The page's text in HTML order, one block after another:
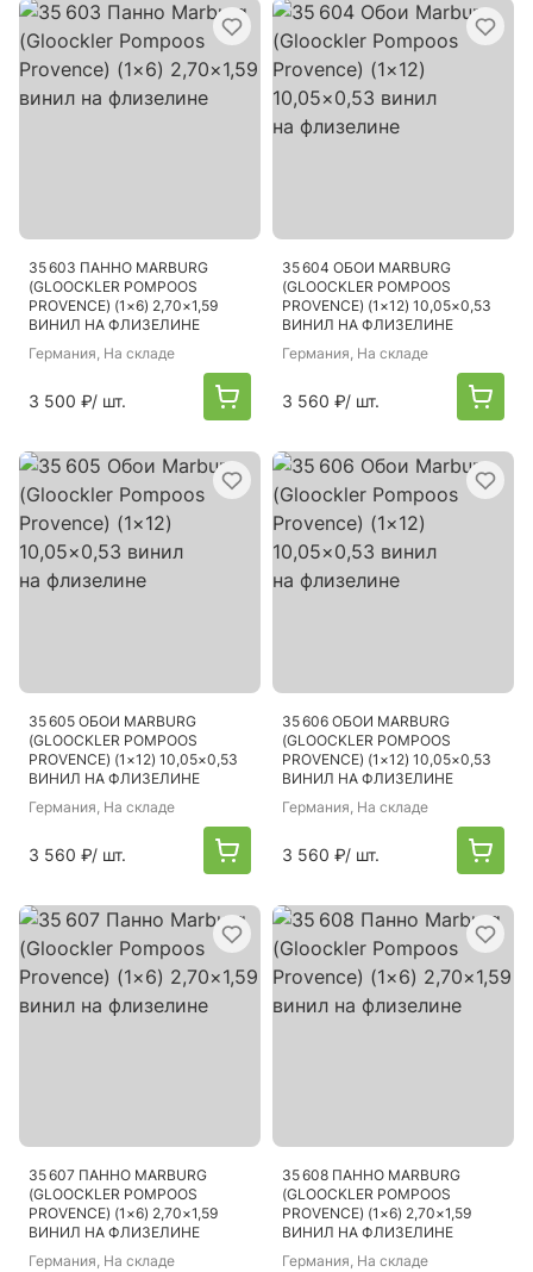
35 603 ПАННО MARBURG
(GLOOCKLER POMPOOS
PROVENCE) (1×6) 2,70×1,59
ВИНИЛ НА ФЛИЗЕЛИНЕ
Германия, На складе
3 500 ₽/ шт.
35 604 ОБОИ MARBURG
(GLOOCKLER POMPOOS
PROVENCE) (1×12) 10,05×0,53
ВИНИЛ НА ФЛИЗЕЛИНЕ
Германия, На складе
3 560 ₽/ шт.
35 605 ОБОИ MARBURG
(GLOOCKLER POMPOOS
PROVENCE) (1×12) 10,05×0,53
ВИНИЛ НА ФЛИЗЕЛИНЕ
Германия, На складе
3 560 ₽/ шт.
35 606 ОБОИ MARBURG
(GLOOCKLER POMPOOS
PROVENCE) (1×12) 10,05×0,53
ВИНИЛ НА ФЛИЗЕЛИНЕ
Германия, На складе
3 560 ₽/ шт.
35 607 ПАННО MARBURG
(GLOOCKLER POMPOOS
PROVENCE) (1×6) 2,70×1,59
ВИНИЛ НА ФЛИЗЕЛИНЕ
Германия, На складе
35 608 ПАННО MARBURG
(GLOOCKLER POMPOOS
PROVENCE) (1×6) 2,70×1,59
ВИНИЛ НА ФЛИЗЕЛИНЕ
Германия, На складе